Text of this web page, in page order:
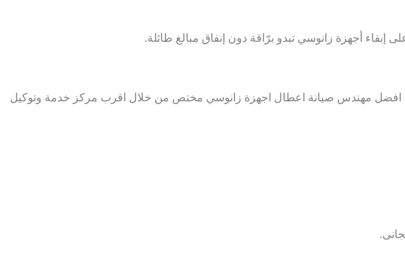
إبقاء أجهزة زانوسي تبدو برّاقة دون إنفاق مبالغ طائلة.
افضل مهندس صيانة اعطال اجهزة زانوسي مختص من خلال اقرب مركز خدمة وتوكيل